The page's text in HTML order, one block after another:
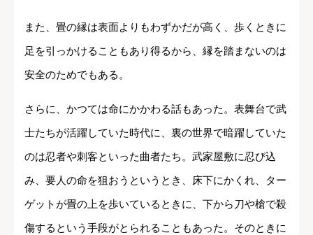
また、畳の縁は表面よりもわずかだが高く、歩くときに
足を引っかけることもあり得るから、縁を踏まないのは
安全のためでもある。
さらに、かつては命にかかわる話もあった。表舞台で武
士たちが活躍していた時代に、裏の世界で暗躍していた
のは忍者や刺客といった曲者たち。武家屋敷に忍び込
み、要人の命を狙おうというとき、床下にかくれ、ター
ゲットが畳の上を歩いているときに、下から刀や槍で殺
傷するという手段がとられることもあった。そのときに